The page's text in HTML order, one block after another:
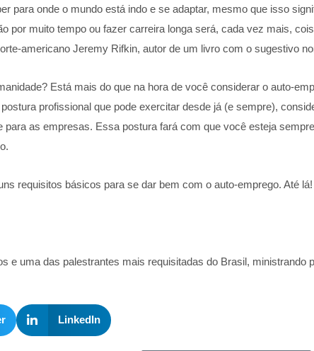
para onde o mundo está indo e se adaptar, mesmo que isso
por muito tempo ou fazer carreira longa será, cada vez mais,
americano Jeremy Rifkin, autor de um livro com o sugestivo
Está mais do que na hora de você considerar o auto-
profissional que pode exercitar desde já (e sempre),
para as empresas. Essa postura fará com que você esteja
requisitos básicos para se dar bem com o auto-emprego. Até lá!
e uma das palestrantes mais requisitadas do Brasil, ministrando
LinkedIn